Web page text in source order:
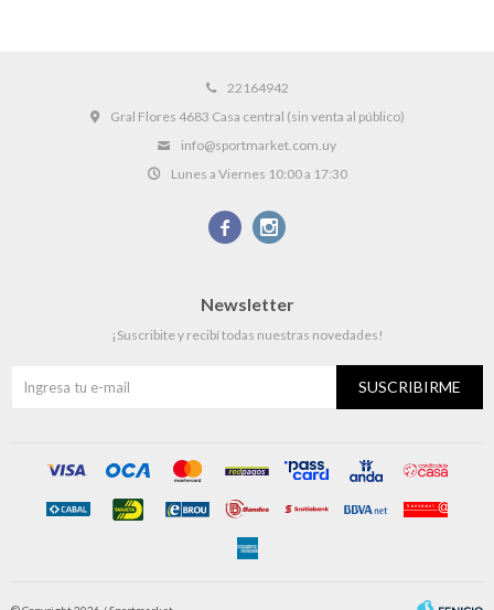
22164942
Gral Flores 4683 Casa central (sin venta al público)
info@sportmarket.com.uy
Lunes a Viernes 10:00 a 17:30
 
Newsletter
¡Suscribite y recibí todas nuestras novedades!
SUSCRIBIRME